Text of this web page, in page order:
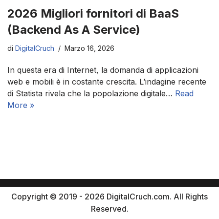
2026 Migliori fornitori di BaaS
(Backend As A Service)
di DigitalCruch Marzo 16, 2026
In questa era di Internet, la domanda di applicazioni
web e mobili è in costante crescita. L’indagine recente
di Statista rivela che la popolazione digitale… Read
More »
Copyright © 2019 - 2026 DigitalCruch.com. All Rights
Reserved.